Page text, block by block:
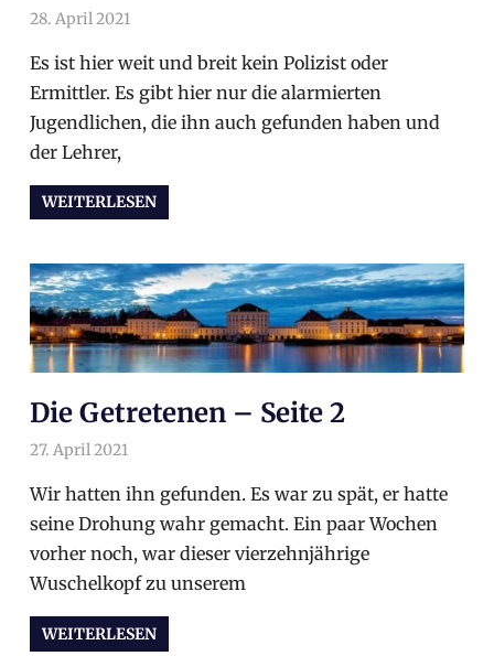
28. April 2021
Es ist hier weit und breit kein Polizist oder
Ermittler. Es gibt hier nur die alarmierten
Jugendlichen, die ihn auch gefunden haben und
der Lehrer,
WEITERLESEN
Die Getretenen – Seite 2
27. April 2021
Wir hatten ihn gefunden. Es war zu spät, er hatte
seine Drohung wahr gemacht. Ein paar Wochen
vorher noch, war dieser vierzehnjährige
Wuschelkopf zu unserem
WEITERLESEN